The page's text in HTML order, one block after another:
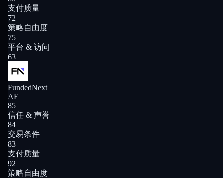
支付质量
72
策略自由度
75
平台 & 访问
63
FundedNext
AE
85
信任 & 声誉
84
交易条件
83
支付质量
92
策略自由度